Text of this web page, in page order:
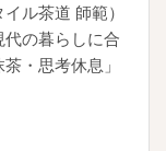
ル茶道 師範）
代の暮らしに合
・思考休息」